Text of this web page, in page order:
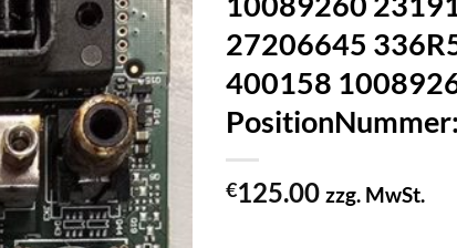
27206645
400158
€125.00 zzg. MwSt.